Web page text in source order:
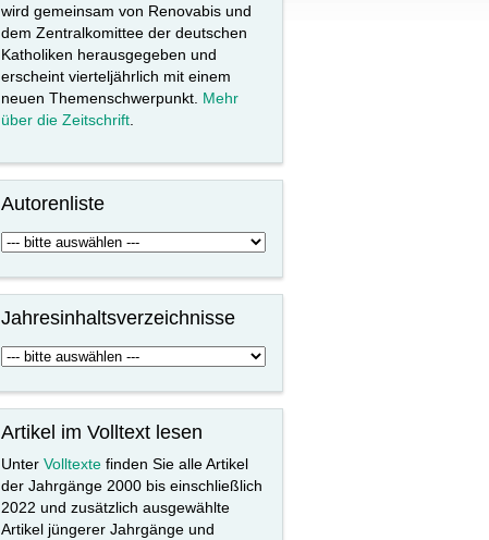
wird gemeinsam von Renovabis und
dem Zentralkomittee der deutschen
Katholiken herausgegeben und
erscheint vierteljährlich mit einem
neuen Themenschwerpunkt. Mehr
über die Zeitschrift.
Autorenliste
Jahresinhaltsverzeichnisse
Artikel im Volltext lesen
Unter Volltextefinden Sie alle Artikel
der Jahrgänge 2000 bis einschließlich
2022 und zusätzlich ausgewählte
Artikel jüngerer Jahrgänge und